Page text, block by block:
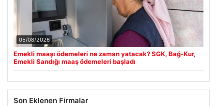
05/08/2026
Emekli maaşı ödemeleri ne zaman yatacak? SGK, Bağ-Kur,
Emekli Sandığı maaş ödemeleri başladı
Son Eklenen Firmalar